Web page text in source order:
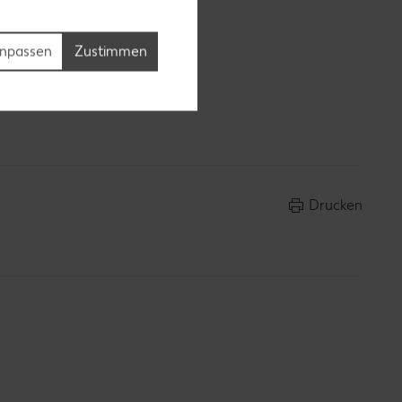
Drucken
Zustimmen